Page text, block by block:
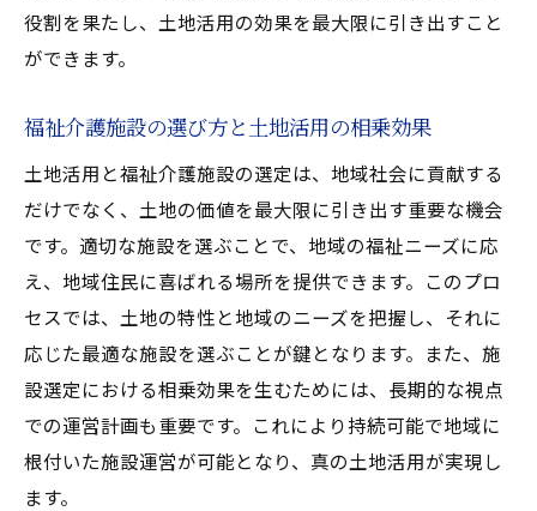
地域密着型土地活用を通じた福祉介護施設の選
地域密着型施設の土地活用ポイント
土地活用がもたらす地域密着型施設の利点
地域コミュニティと連携する施設選びの要
点
土地活用による地域密着型施設の成功事例
地域社会に受け入れられる施設設計の基本
土地活用で実現する地域密着型福祉サービ
ス
土地活用から考える福祉介護施設の種類とその
魅力
役割を果たし、土地活用の効果を最大限に引き出すこと
ができます。
福祉介護施設の選び方と土地活用の相乗効果
土地活用と福祉介護施設の選定は、地域社会に貢献する
だけでなく、土地の価値を最大限に引き出す重要な機会
です。適切な施設を選ぶことで、地域の福祉ニーズに応
え、地域住民に喜ばれる場所を提供できます。このプロ
セスでは、土地の特性と地域のニーズを把握し、それに
応じた最適な施設を選ぶことが鍵となります。また、施
設選定における相乗効果を生むためには、長期的な視点
での運営計画も重要です。これにより持続可能で地域に
根付いた施設運営が可能となり、真の土地活用が実現し
ます。